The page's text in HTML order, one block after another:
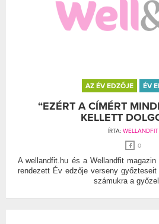
AZ ÉV EDZŐJE ÉV
“EZÉRT A CÍMÉRT
KELLETT
ÍRTA: WELLANDFIT
0
A wellandfit.hu és a Wellandfit
rendezett Év edzője verseny
számukra a